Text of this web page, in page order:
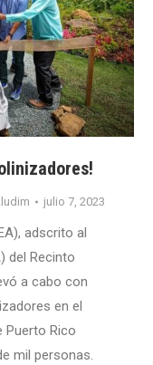
julio 7, 2023
adscrito al
del Recinto
a cabo con
en el
Puerto Rico
mil personas.